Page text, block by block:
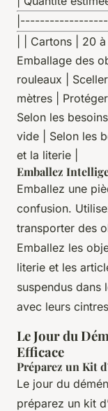
| | Cartons | 20
Emballage des
rouleaux |
mètres |
Selon les
vide | Selon les
et la literie |
Emballez
Emballez une
confusion.
transporter des
Emballez les
literie et les
suspendus dans
avec leurs
Le Jour du
Efficace
Préparez un Kit
Le jour du
préparez un kit